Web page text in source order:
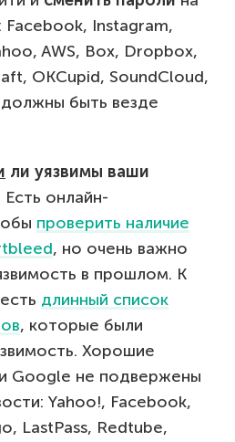
Facebook, Instagram,
AWS, Box, Dropbox,
OKCupid, SoundCloud,
быть везде
ли уязвимы ваши
Есть онлайн-
проверить наличие
, но очень важно
в прошлом. К
длинный список
, которые были
Хорошие
Google не подвержены
Yahoo!, Facebook,
LastPass, Redtube,